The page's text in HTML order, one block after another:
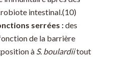
intestinal.(10)
serrées :des
de la barrière
à S. boulardiitout